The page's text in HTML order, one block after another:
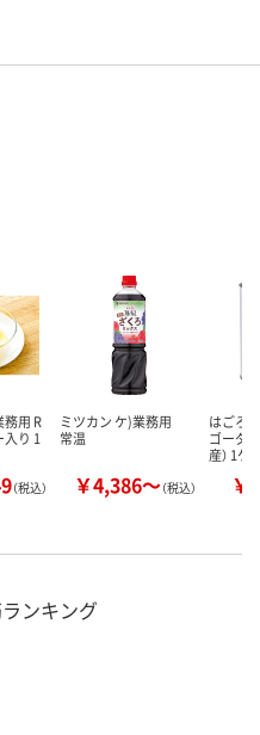
用 R
り 1
（税込）
ミツカン ケ)業務用
常温
￥4,386～（税込）
はごろ
ゴーダ
産） 1
￥
ンキング